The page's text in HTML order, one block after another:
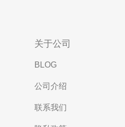
关于公司
BLOG
公司介绍
联系我们